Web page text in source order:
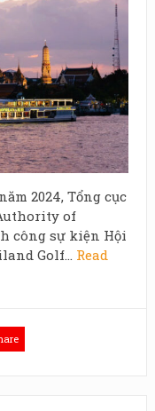
2024, Tổng cục
of
công sự kiện Hội
Golf... Read